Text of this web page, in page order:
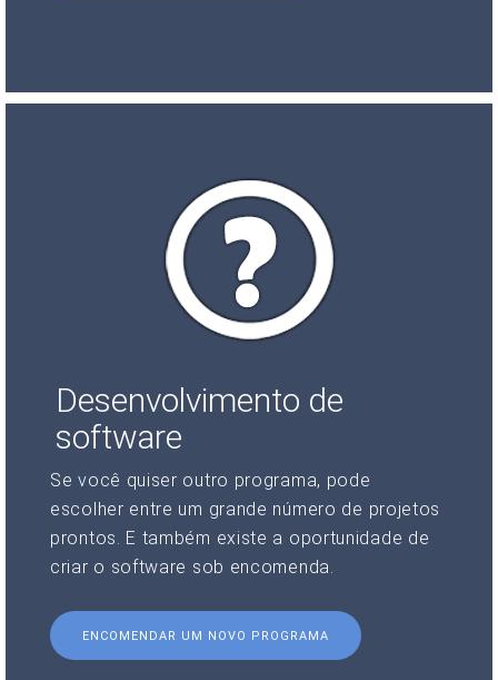
Desenvolvimento de
software
Se você quiser outro programa, pode
escolher entre um grande número de projetos
prontos. E também existe a oportunidade de
criar o software sob encomenda.
ENCOMENDAR UM NOVO PROGRAMA